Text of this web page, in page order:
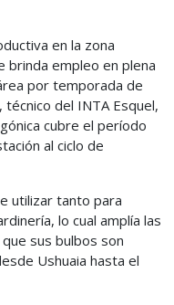
en la zona
brinda empleo en plena
por temporada de
del INTA Esquel,
cubre el período
al ciclo de
utilizar tanto para
lo cual amplía las
sus bulbos son
Ushuaia hasta el